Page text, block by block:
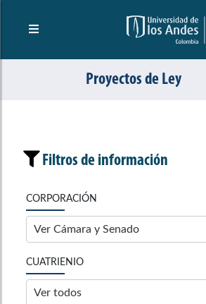
Proyectos de Ley
Filtros de información
CORPORACIÓN
Ver Cámara y Senado
CUATRIENIO
Ver todos